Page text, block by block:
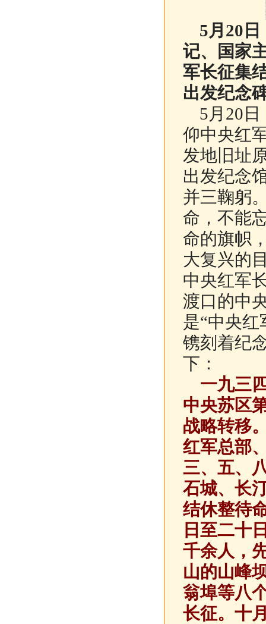
5月20日
记、国家
军长征集
出发纪念
5月20日
仰中央红
发地旧址
出发纪念
并三鞠躬
命，不能
命的旗帜
大复兴的
中央红军
渡口的中
是“中央红
镌刻着纪
下：
一九三
中央苏区
战略转移
红军总部
三、五、
石城、长
结休整待
日至二十
千余人，
山的山峰
翁埠等八
长征。十